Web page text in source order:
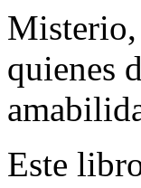
Misterio,
quienes
Este